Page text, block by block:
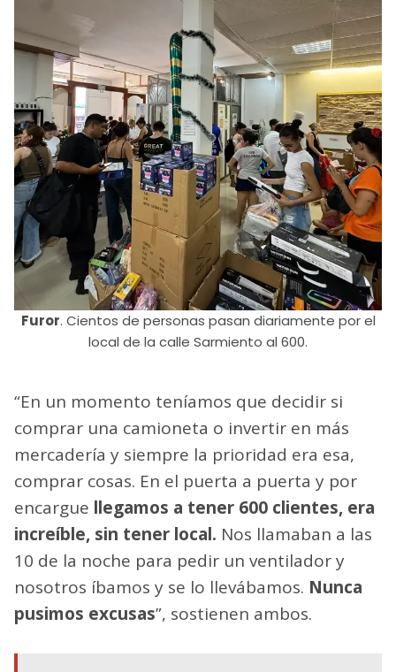
Furor. Cientos de personas pasan diariamente por el
local de la calle Sarmiento al 600.
“En un momento teníamos que decidir si
comprar una camioneta o invertir en más
mercadería y siempre la prioridad era esa,
comprar cosas. En el puerta a puerta y por
encargue llegamos a tener 600 clientes, era
increíble, sin tener local. Nos llamaban a las
10 de la noche para pedir un ventilador y
nosotros íbamos y se lo llevábamos. Nunca
pusimos excusas”, sostienen ambos.